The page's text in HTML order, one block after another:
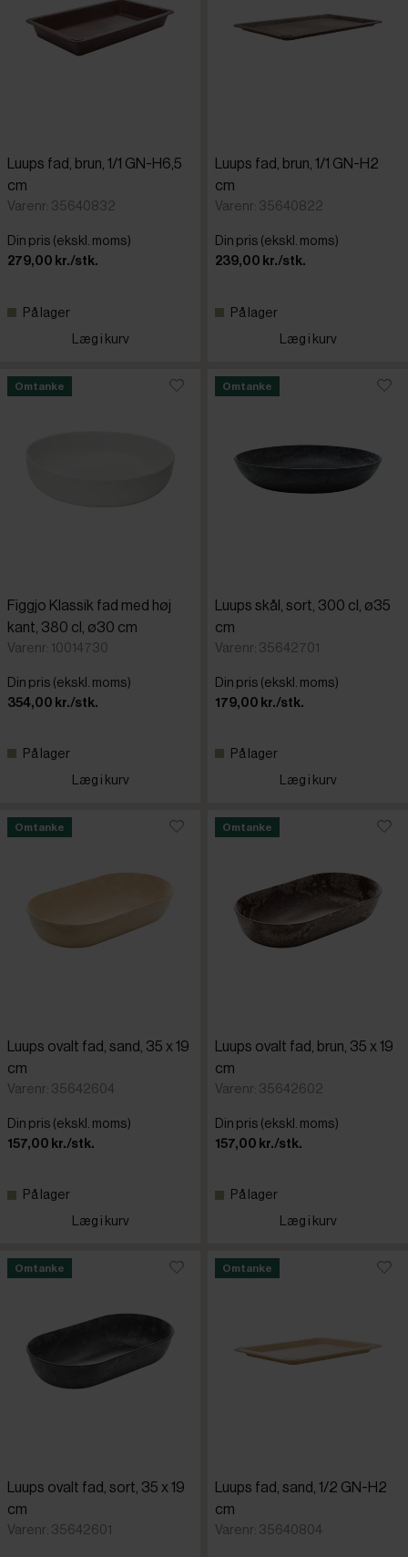
Luups fad, brun, 1/1 GN-H6,5
cm
Varenr: 35640832
Din pris (ekskl. moms)
279,00 kr./stk.
På lager
Læg i kurv
Luups fad, brun, 1/1 GN-H2
cm
Varenr: 35640822
Din pris (ekskl. moms)
239,00 kr./stk.
På lager
Læg i kurv
Omtanke
Figgjo Klassik fad med høj
kant, 380 cl, ø30 cm
Varenr: 10014730
Din pris (ekskl. moms)
354,00 kr./stk.
På lager
Læg i kurv
Omtanke
Luups skål, sort, 300 cl, ø35
cm
Varenr: 35642701
Din pris (ekskl. moms)
179,00 kr./stk.
På lager
Læg i kurv
Omtanke
Luups ovalt fad, sand, 35 x 19
cm
Varenr: 35642604
Din pris (ekskl. moms)
157,00 kr./stk.
På lager
Læg i kurv
Omtanke
Luups ovalt fad, brun, 35 x 19
cm
Varenr: 35642602
Din pris (ekskl. moms)
157,00 kr./stk.
På lager
Læg i kurv
Omtanke
Luups ovalt fad, sort, 35 x 19
cm
Varenr: 35642601
Omtanke
Luups fad, sand, 1/2 GN-H2
cm
Varenr: 35640804